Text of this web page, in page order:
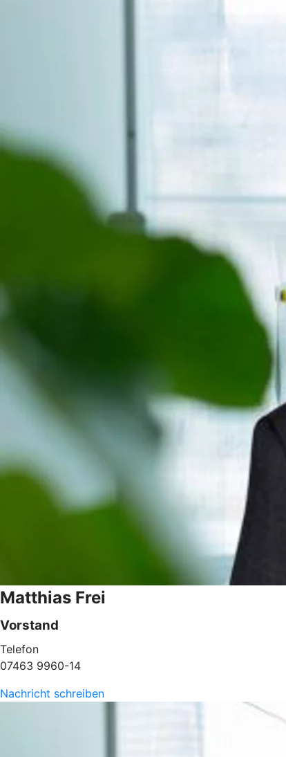
Matthias Frei
Vorstand
Telefon
07463 9960-14
Nachricht schreiben